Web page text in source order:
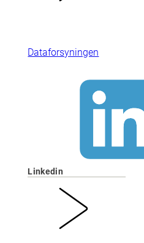
Dataforsyningen
Linkedin